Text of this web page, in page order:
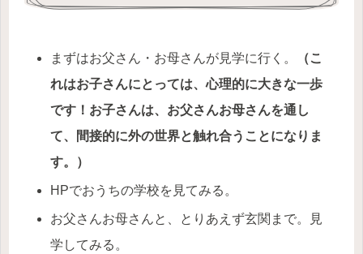
まずはお父さん・お母さんが見学に行く。
（こ
れはお子さんにとっては、心理的に大きな一歩
です！お子さんは、お父さんお母さんを通し
て、間接的に外の世界と触れ合うことになりま
す。）
HPでおうちの学校を見てみる。
お父さんお母さんと、とりあえず玄関まで。見
学してみる。